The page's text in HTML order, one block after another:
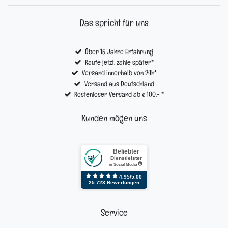
Das spricht für uns
Über 15 Jahre Erfahrung
Kaufe jetzt, zahle später*
Versand innerhalb von 24h*
Versand aus Deutschland
Kostenloser Versand ab € 100,- *
Kunden mögen uns
Service